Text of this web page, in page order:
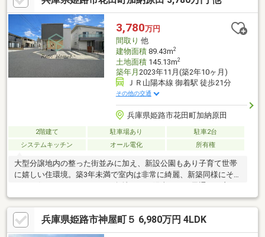
3,780万円
間取り 他
建物面積89.43m2
土地面積145.13m2
築年月 2023年11月(築2年10ヶ月)
ＪＲ山陽本線 御着駅 徒歩21分
その他の交通
兵庫県姫路市花田町加納原田
2階建て 駐車場あり
駐車2台
システムキッチン
オール電化 所有権
大型分譲地内の整った街並みに加え、新設公園もあり子育て世帯
に嬉しい住環境。築3年未満で室内は非常に綺麗、新築同様にその
く、隣家との距離も確保され開放感があります。リビングは吹抜
け仕様で、明るく広がりのある空間を演出。主寝室の大型クロー
クはファミリークロークとしても活用でき、収納力も充実。広々
とした洗面室はランドリールームとしても使え、家事動線も良好
兵庫県姫路市神屋町５ 6,980万円 4LDK